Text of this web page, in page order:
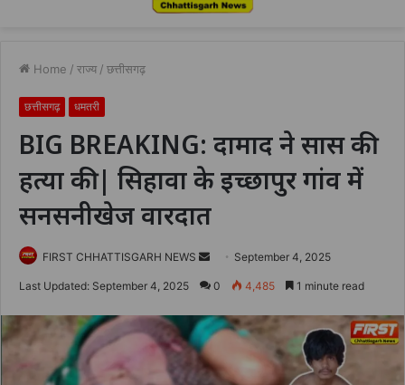
Home / राज्य / छत्तीसगढ़
छत्तीसगढ़ धमतरी
BIG BREAKING: दामाद ने सास की
हत्या की | सिहावा के इच्छापुर गांव में
सनसनीखेज वारदात
FIRST CHHATTISGARH NEWS
Send September 4, 2025
Last Updated: September 4, 2025 0 4,485 1 minute read